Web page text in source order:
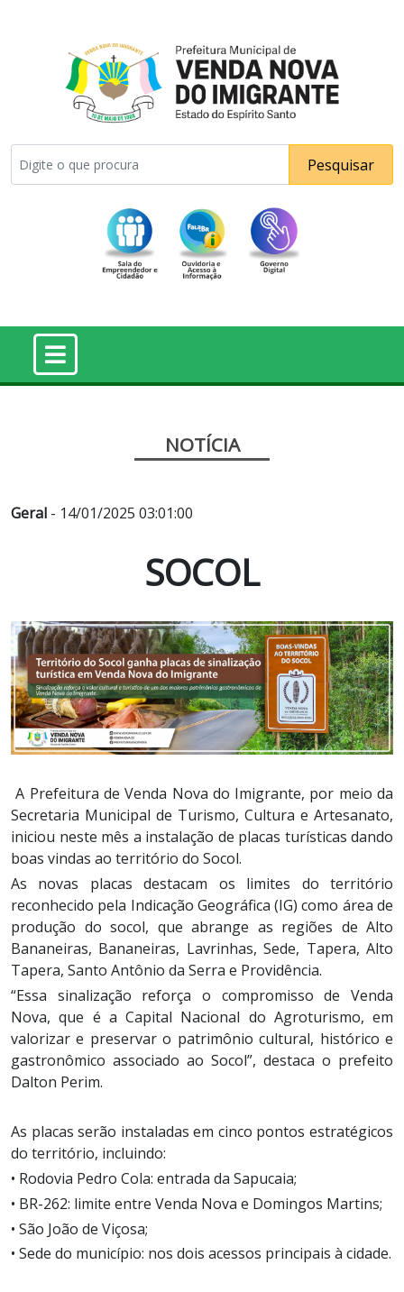
Pesquisar
NOTÍCIA
Geral - 14/01/2025 03:01:00
SOCOL
A Prefeitura de Venda Nova do Imigrante, por meio da
Secretaria Municipal de Turismo, Cultura e Artesanato,
iniciou neste mês a instalação de placas turísticas dando
boas vindas ao território do Socol.
As novas placas destacam os limites do território
reconhecido pela Indicação Geográfica (IG) como área de
produção do socol, que abrange as regiões de Alto
Bananeiras, Bananeiras, Lavrinhas, Sede, Tapera, Alto
Tapera, Santo Antônio da Serra e Providência.
“Essa sinalização reforça o compromisso de Venda
Nova, que é a Capital Nacional do Agroturismo, em
valorizar e preservar o patrimônio cultural, histórico e
gastronômico associado ao Socol”, destaca o prefeito
Dalton Perim.
As placas serão instaladas em cinco pontos estratégicos
do território, incluindo:
• Rodovia Pedro Cola: entrada da Sapucaia;
• BR-262: limite entre Venda Nova e Domingos Martins;
• São João de Viçosa;
• Sede do município: nos dois acessos principais à cidade.